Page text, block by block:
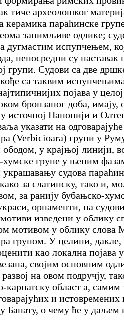
тиче археолошког
керамика параћинске
занимљиве одлике;
дугмастим испупчењем,
непосредни су наставак
групи. Судови са две
са таквим
појава у
бронзаног доба, имају,
источној Панонији и
указати на
(Verbicioara) групи у
у крајњој линији,
хумске групе у њеним
судова
како за слатинску, тако и,
за ранију бубањско-
орнаменти, на
изведени у облику
мотивом у облику слова
групом. У целини, дакле,
као локална појава
својим основним
на овом подручју,
карпатску област а,
и
Банату, о чему ће у даљем